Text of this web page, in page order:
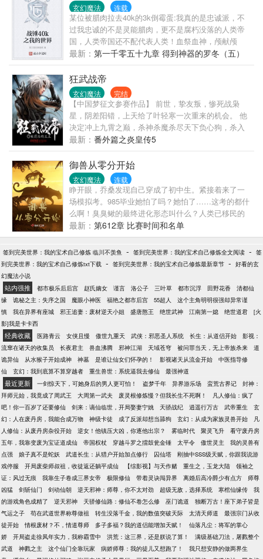
玄幻魔法 连载
某位被腊肉拉去40k的3k倒霉蛋:我真的是忠诚派，不
过我忠诚的不是灵能腊肉，更不是腐朽没落的人类帝
国，人类帝国还不配代表人类！血祭血神，颅献颅
座，为了上上善道，Whaaaagh！！
最新： 第一千零五十九章 得到神器的罗冬（五）
狂武战帝
玄幻魔法 完结
【中国梦征文参赛作品】 前世，挚友叛，惨死战枭
星，阴差阳错，上天给了叶轻寒一次重来的机会。 他
决定冲上九霄之巅，杀神杀魔杀尽天下负心狗，杀入
九幽地府，战尽天之骄子，脚踏诸雄万尊，成就狂武
战帝，建九品神朝！当万世第一人！ 公布一个群号，
欢迎大家进群聊天交流，群号：463531647，敲门砖，
叶轻寒的妹妹是谁？
最新： 番外篇之炎皇传5
御兽从零分开始
玄幻魔法 连载
睁开眼，乔桑发现自己穿成了初中生。紧接着来了一
场模拟考。985毕业她怕了吗？她怕了……这考的都什
么啊！臭臭鳅的最终进化形态叫什么？人类已移民的
星球都有哪些？…………欢迎来到御兽世界。
最新： 第612章 比赛时间和名单
签到完美世界：我的宝术自己修炼 临川不羡鱼 - 签到完美世界：我的宝术自己修炼全文阅读 - 签
到完美世界：我的宝术自己修炼txt下载 - 签到完美世界：我的宝术自己修炼最新章节 - 好看的玄
幻魔法小说
站内强推 都市极乐后后宫 赵氏嫡女 谨言 洛公子 三叶草 都市沉浮 田野花香
清都仙
缘
诡秘之主：失序之国 魔眼小神医 福艳之都市后宫 55超人
这个主角明明很强却异常谨
慎
我在异界有座城 邪王追妻：废材逆天小姐 盛唐憨王 绝世武神 江南第一媳 绝世道君
[火
影]我是卡卡西
经典收藏 医路青云 女侠且慢 傲世九重天 武侠：邪恶圣人系统 长生：从道侣开始
影视：
流窜在诸天的收集员
长夜君主 兽血沸腾 邪神江湖 天域苍穹 被问罪当天，无上帝族杀来
道
诡异仙
从水猴子开始成神 神墓 是谁让仙女们怀孕的！ 影视诸天从流金开始
中医指导修
仙
玄幻：我到底算不算穿越者 重生兽世：系统逼我去修仙 最强神道
最近更新 一剑惊天下，可她身后的男人更可怕！ 盗梦千年 异界游乐场 蛮荒古界记
封神：
拜师元始，我竟成了周武王
大周第一武夫 废灵根修炼慢？但我长生不死啊！
凡人修仙：疯了
吧！你一百岁了还要修仙
剑来：谪仙临世，开局娶妻宁姚 天骄战纪 逍遥行万古 武帝重生
玄
幻：人在废丹房，我能合成万物
神级卡徒 成了反派却想当舔狗 玄幻：从成为家族灵兽开始
凡
人修仙：从废丹房杂役开始
逆女！他镇压大凶，你逐他出宗？ 雾临时代 聚灵飞升
看守废丹房
五年，我靠变废为宝证道成仙
帝国权杖 穿越斗罗之擂鼓瓮金锤 太平令 傲世灵主
我的灵兽有
点强
娘子真不是蛇妖 武道长生：从猎户开始加点修行 囚仙塔
刚抽中SSS级天赋，你跟我说游
戏停服
开局废柴师叔祖，收徒返还躺平成仙 【综影视】与天作赌 重生之，玉龙大陆
领袖之
证：风过无痕
我靠生子卷成三界女帝 极限修仙 带着灵诀闯异界 离婚后高冷爵少有点方
师尊
凶猛
剑斩仙门 剑动仙朝 逆天邪神：师尊，你不太对劲 超级无敌，选择系统 寒棺仙缘传
我
的游戏角色成精了
逆天邪神 天骄修仙路：修仙不卷怎么修 巫门诡道
独断万古！座下弟子皆是
气运之子
苟在武道世界称尊做祖 转生没落千金，我的数值突破天际 太清天师道
最强宗门从收
徒开始
情根废材？不，情道尊师 多子多福？我的道侣能增加天赋！
仙落凡尘：将军的掌心
娇
开局盗走徐凤年实力，我称霸雪中 洪荒：这三界，还是朕说了算！
满级基础刀法，屠戮整个
武道
神戮之主 这个仙门全靠玩家 病娇师尊：我的徒儿又想跑了！
我只想安静的做两界生